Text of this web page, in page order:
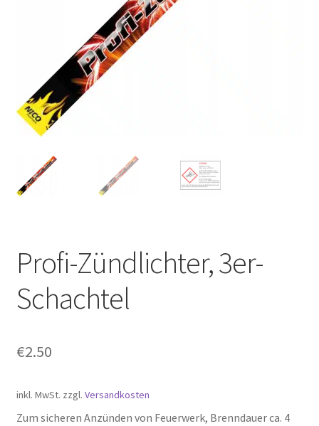
Profi-Zündlichter, 3er-
Schachtel
€2.50
inkl. MwSt. zzgl. Versandkosten
Zum sicheren Anzünden von Feuerwerk, Brenndauer ca. 4